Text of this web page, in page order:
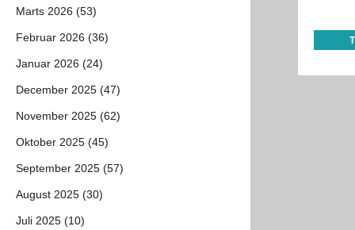
Marts 2026 (53)
Februar 2026 (36)
Januar 2026 (24)
December 2025 (47)
November 2025 (62)
Oktober 2025 (45)
September 2025 (57)
August 2025 (30)
Juli 2025 (10)